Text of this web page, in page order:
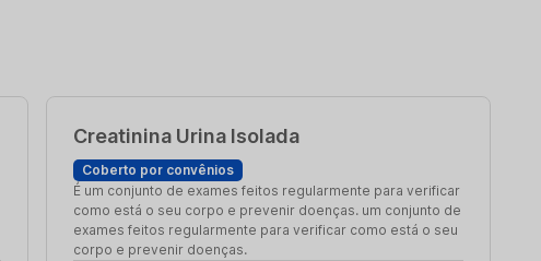
Creatinina Urina Isolada
Coberto por convênios
É um conjunto de exames feitos regularmente para verificar
como está o seu corpo e prevenir doenças. um conjunto de
exames feitos regularmente para verificar como está o seu
corpo e prevenir doenças.